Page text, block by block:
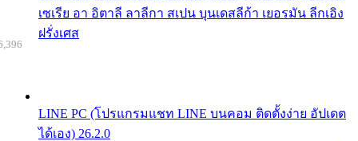
เซเรีย อา อิตาลี ลาลีกา สเปน บุนเดสลีก้า เยอรมัน ลีกเอิง
ฝรั่งเศส
LINE PC (โปรแกรมแชท LINE บนคอม ติดตั้งง่าย อัปเดต
ได้เอง) 26.2.0